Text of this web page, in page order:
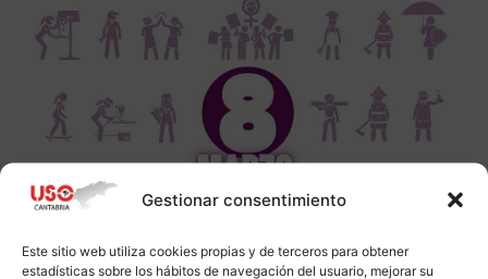
Gestionar consentimiento
Este sitio web utiliza cookies propias y de terceros para obtener
estadísticas sobre los hábitos de navegación del usuario, mejorar su